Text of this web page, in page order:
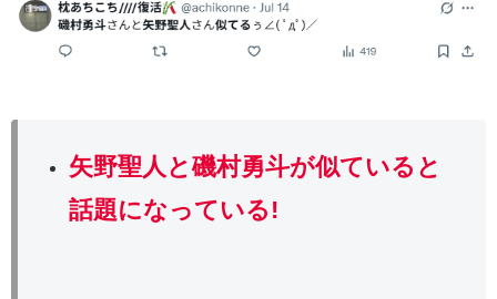
矢野聖人と磯村勇斗が似ていると
話題になっている!